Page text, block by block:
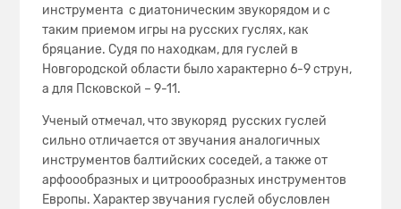
инструмента с диатоническим звукорядом и с
таким приемом игры на русских гуслях, как
бряцание. Судя по находкам, для гуслей в
Новгородской области было характерно 6-9 струн,
а для Псковской – 9-11.
Ученый отмечал, что звукоряд русских гуслей
сильно отличается от звучания аналогичных
инструментов балтийских соседей, а также от
арфоообразных и цитроообразных инструментов
Европы. Характер звучания гуслей обусловлен